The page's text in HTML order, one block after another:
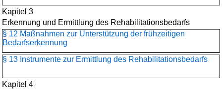
Kapitel 3
Erkennung und Ermittlung des Rehabilitationsbedarfs
§ 12 Maßnahmen zur Unterstützung der frühzeitigen
Bedarfserkennung
§ 13 Instrumente zur Ermittlung des Rehabilitationsbedarfs
Kapitel 4